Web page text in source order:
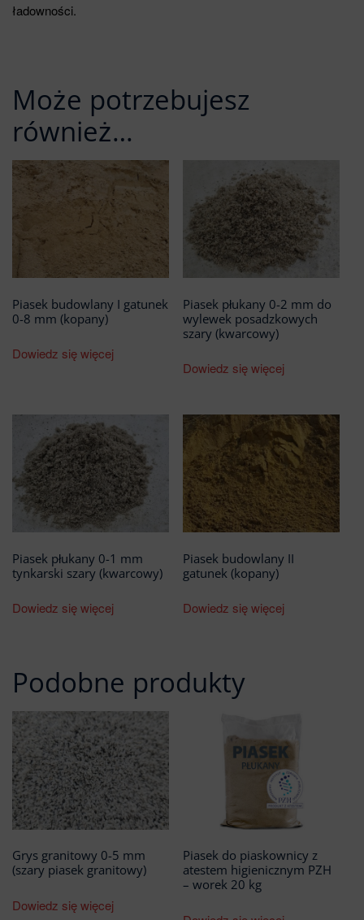
ładowności.
Może potrzebujesz
również…
Piasek budowlany I gatunek
0-8 mm (kopany)
Dowiedz się więcej
Piasek płukany 0-2 mm do
wylewek posadzkowych
szary (kwarcowy)
Dowiedz się więcej
Piasek płukany 0-1 mm
tynkarski szary (kwarcowy)
Dowiedz się więcej
Piasek budowlany II
gatunek (kopany)
Dowiedz się więcej
Podobne produkty
Grys granitowy 0-5 mm
(szary piasek granitowy)
Dowiedz się więcej
Piasek do piaskownicy z
atestem higienicznym PZH
– worek 20 kg